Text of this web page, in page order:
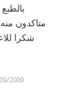
متاكدون
شكرا
2009